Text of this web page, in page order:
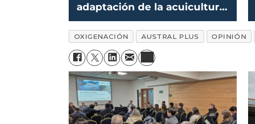
adaptación de la acuicultura
al cambio climático
OXIGENACIÓN AUSTRAL PLUS OPINIÓN